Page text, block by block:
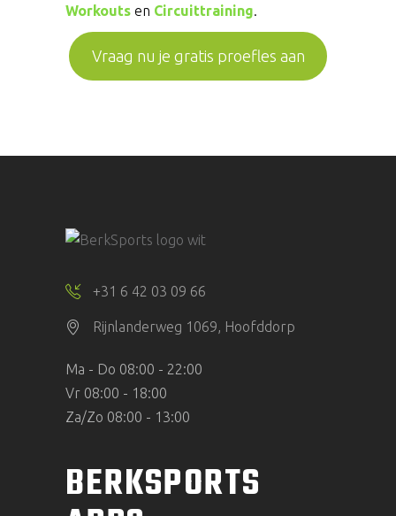
Workouts en Circuittraining.
Vraag nu je gratis proefles aan
+31 6 42 03 09 66
Rijnlanderweg 1069, Hoofddorp
Ma - Do 08:00 - 22:00
Vr 08:00 - 18:00
Za/Zo 08:00 - 13:00
BERKSPORTS